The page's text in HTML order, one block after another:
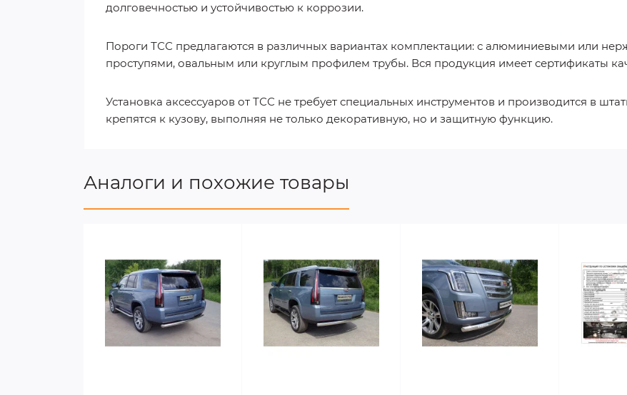
долговечностью и устойчивостью к коррозии.
Пороги ТСС предлагаются в различных вариантах комплектации: с алюминиевыми или
проступями, овальным или круглым профилем трубы. Вся продукция имеет сертификаты
Установка аксессуаров от ТСС не требует специальных инструментов и производится в
крепятся к кузову, выполняя не только декоративную, но и защитную функцию.
Аналоги и похожие товары